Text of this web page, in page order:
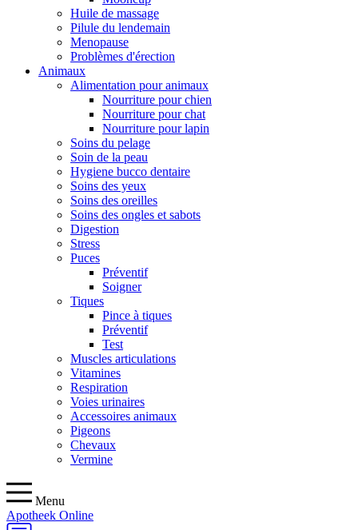
Huile de massage
Pilule du lendemain
Menopause
Problèmes d'érection
Animaux
Alimentation pour animaux
Nourriture pour chien
Nourriture pour chat
Nourriture pour lapin
Soins du pelage
Soin de la peau
Hygiene bucco dentaire
Soins des yeux
Soins des oreilles
Soins des ongles et sabots
Digestion
Stress
Puces
Préventif
Soigner
Tiques
Pince à tiques
Préventif
Test
Muscles articulations
Vitamines
Respiration
Voies urinaires
Accessoires animaux
Pigeons
Chevaux
Vermine
Menu
Apotheek Online